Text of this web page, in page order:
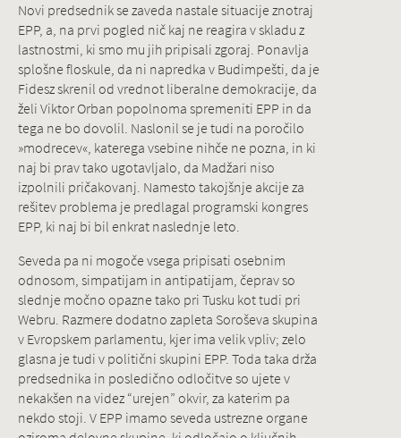
Novi predsednik se zaveda nastale situacije znotraj
EPP, a, na prvi pogled nič kaj ne reagira v skladu z
lastnostmi, ki smo mu jih pripisali zgoraj. Ponavlja
splošne floskule, da ni napredka v Budimpešti, da je
Fidesz skrenil od vrednot liberalne demokracije, da
želi Viktor Orban popolnoma spremeniti EPP in da
tega ne bo dovolil. Naslonil se je tudi na poročilo
»modrecev«, katerega vsebine nihče ne pozna, in ki
naj bi prav tako ugotavljalo, da Madžari niso
izpolnili pričakovanj. Namesto takojšnje akcije za
rešitev problema je predlagal programski kongres
EPP, ki naj bi bil enkrat naslednje leto.
Seveda pa ni mogoče vsega pripisati osebnim
odnosom, simpatijam in antipatijam, čeprav so
slednje močno opazne tako pri Tusku kot tudi pri
Webru. Razmere dodatno zapleta Soroševa skupina
v Evropskem parlamentu, kjer ima velik vpliv; zelo
glasna je tudi v politični skupini EPP. Toda taka drža
predsednika in posledično odločitve so ujete v
nekakšen na videz “urejen” okvir, za katerim pa
nekdo stoji. V EPP imamo seveda ustrezne organe